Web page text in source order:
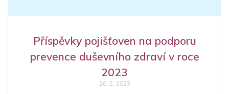
Příspěvky pojišťoven na podporu
prevence duševního zdraví v roce
2023
26. 2. 2023